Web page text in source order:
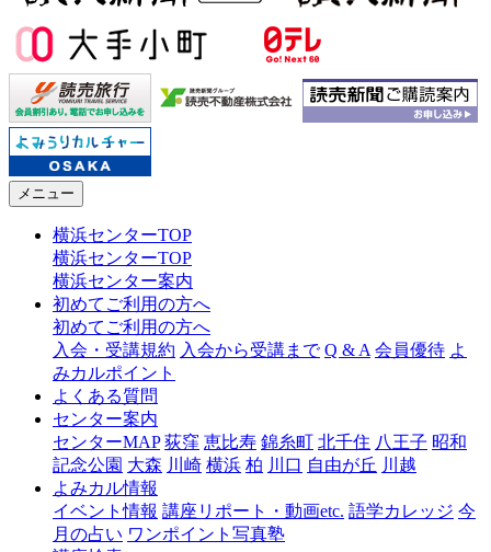
メニュー
横浜センターTOP
横浜センターTOP
横浜センター案内
初めてご利用の方へ
初めてご利用の方へ
入会・受講規約 入会から受講まで Q & A 会員優待 よ
みカルポイント
よくある質問
センター案内
センターMAP 荻窪 恵比寿 錦糸町 北千住 八王子 昭和
記念公園 大森 川崎 横浜 柏 川口 自由が丘 川越
よみカル情報
イベント情報 講座リポート・動画etc. 語学カレッジ 今
月の占い ワンポイント写真塾